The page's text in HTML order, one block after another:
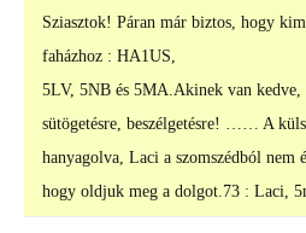
Sziasztok! Páran már biztos, hogy
faházhoz : HA1US,
5LV, 5NB és 5MA.Akinek van kedve,
sütögetésre, beszélgetésre! …… A
hanyagolva, Laci a szomszédból
hogy oldjuk meg a dolgot.73 : Laci,